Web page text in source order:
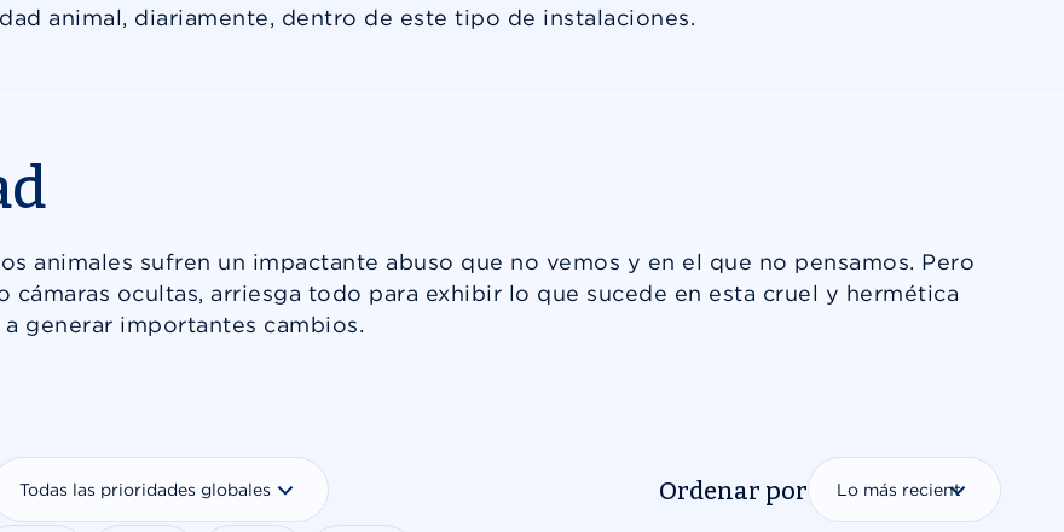
animal, diariamente, dentro de este tipo de instalaciones.
animales sufren un impactante abuso que no vemos y en el que no pensamos. Pero
ocultas, arriesga todo para exhibir lo que sucede en esta cruel y hermética
generar importantes cambios.
Ordenar por